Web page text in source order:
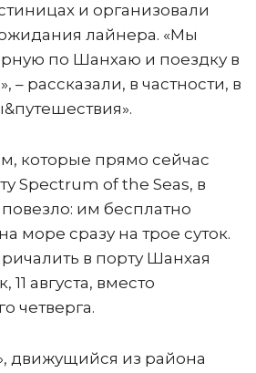
и организовали
лайнера. «Мы
по Шанхаю и поездку в
– рассказали, в частности, в
которые прямо сейчас
Spectrum of the Seas, в
им бесплатно
море сразу на трое суток.
в порту Шанхая
11 августа, вместо
четверга.
движущийся из района